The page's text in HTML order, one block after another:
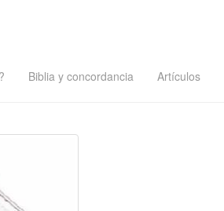
Biblia y concordancia Artículos